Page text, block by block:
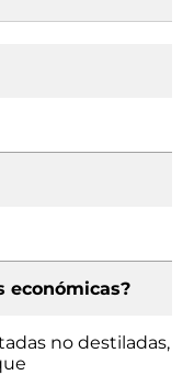
económicas?
no destiladas,